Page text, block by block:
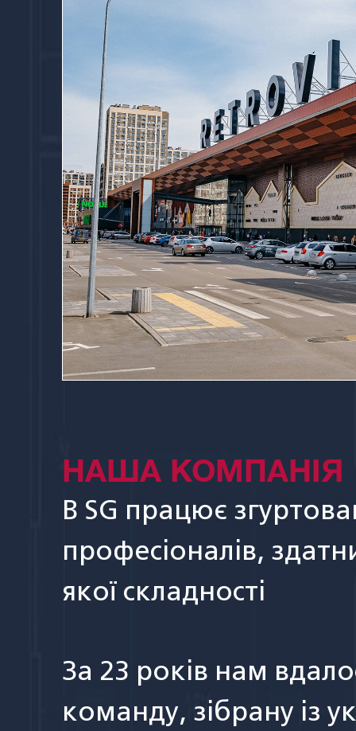
НАША КОМПАНІЯ
В SG працює
професіоналів,
якої складності
За 23 років нам
команду, зібрану із